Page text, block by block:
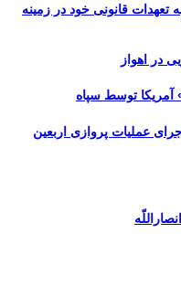
تعهدات قانونی خود در زمینه
عملیات پروازی اربعین